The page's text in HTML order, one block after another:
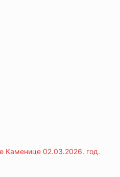
Каменице 02.03.2026. год.